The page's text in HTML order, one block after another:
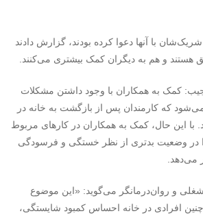
با آنها دعوا کرده بودند، گزارش دادند
هستند و هم به دیگران کمک بیشتری می‌کنند.
کمک به همکاران با وجود داشتن مشکلات
که کارمندان پس از بازگشت به خانه در
با این حال، کمک به همکاران در کارهای مربوط
در وضعیت بدتری از نظر خستگی و فرسودگی
می‌دهد.
و روان‌درمانگر می‌گوید: «این موضوع
افرادی در خانه احساس کمبود شایستگی،